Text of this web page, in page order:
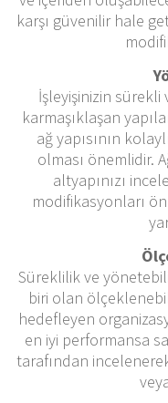
karşı güvenilir hale
İşleyişinizin
karmaşıklaşan
ağ yapısının
olması önemlidir.
altyapınızı
modifikasyonları
Süreklilik ve
biri olan
hedefleyen
en iyi performansa
tarafından